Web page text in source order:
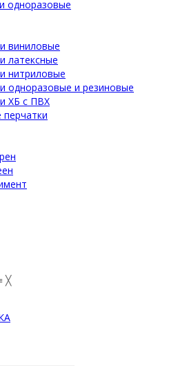
одноразовые
виниловые
латексные
нитриловые
одноразовые и резиновые
ХБ с ПВХ
╳